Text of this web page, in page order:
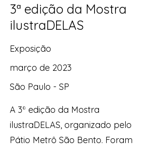
3ª edição da Mostra
ilustraDELAS
Exposição
março de 2023
São Paulo - SP
A 3ª edição da Mostra
ilustraDELAS, organizado pelo
Pátio Metrô São Bento. Foram